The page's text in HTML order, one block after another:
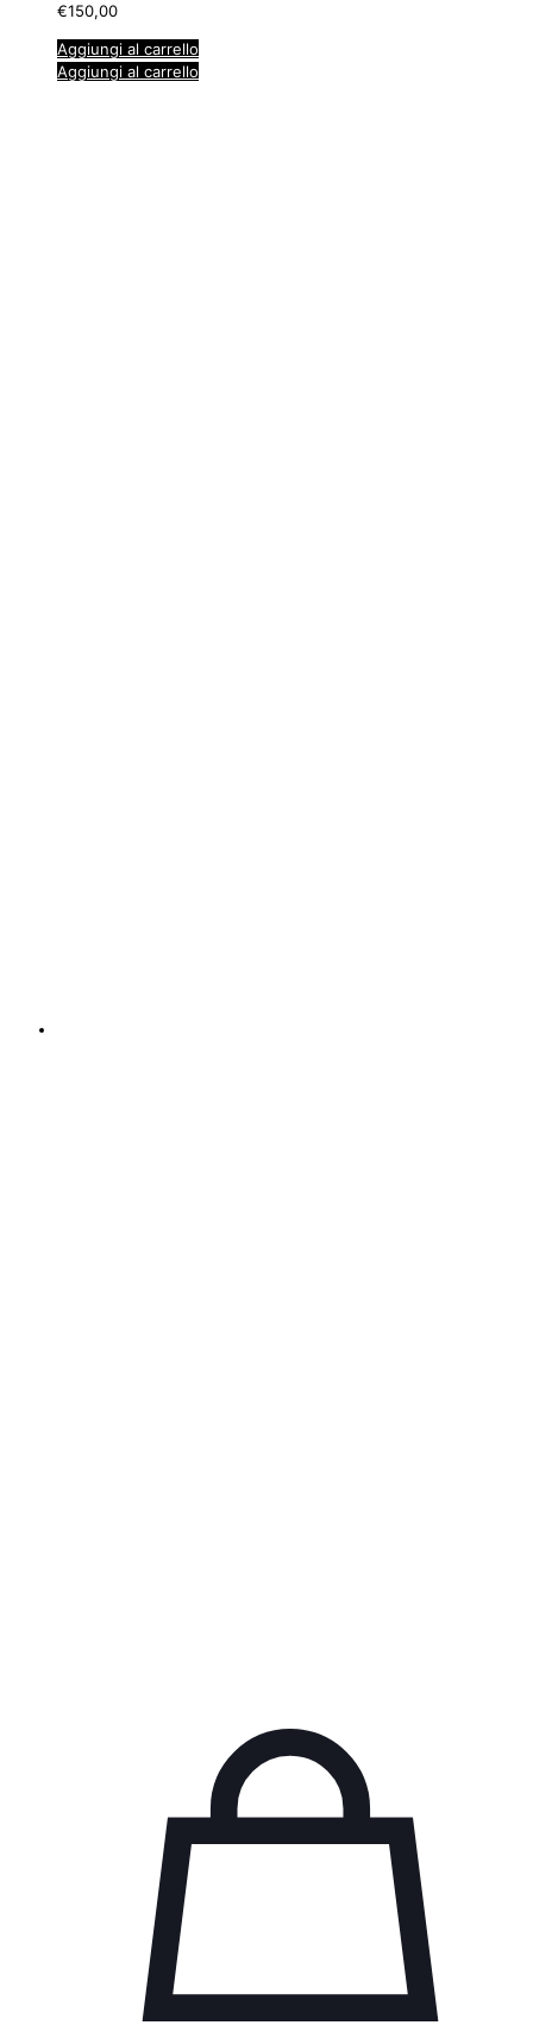
€150,00
Aggiungi al carrello
Aggiungi al carrello